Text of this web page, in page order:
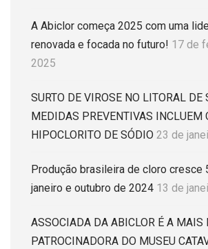
A Abiclor começa 2025 com uma
renovada e focada no futuro! 17 de
2025
SURTO DE VIROSE NO LITORAL DE
MEDIDAS PREVENTIVAS INCLUEM
HIPOCLORITO DE SÓDIO 23 de
Produção brasileira de cloro cresce
janeiro e outubro de 2024 13 de
ASSOCIADA DA ABICLOR É A MAIS
PATROCINADORA DO MUSEU